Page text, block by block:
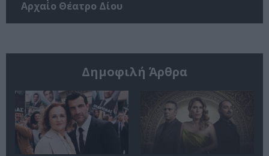
Αρχαίο Θέατρο Δίου
Δημοφιλή Άρθρα